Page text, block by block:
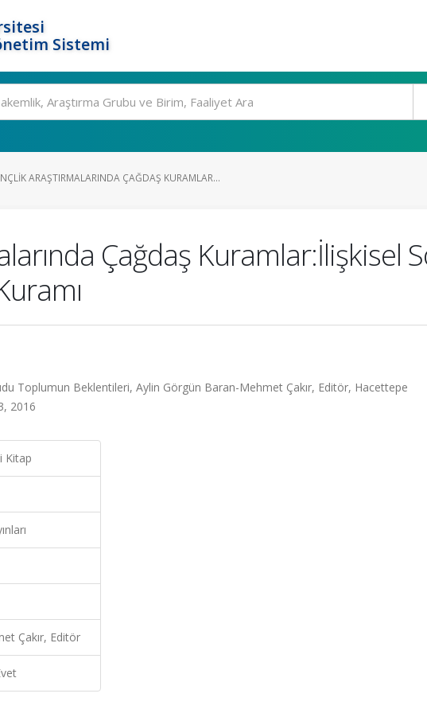
Sistemi
ARAŞTIRMALARINDA ÇAĞDAŞ KURAMLAR...
Çağdaş Kuramlar:İlişkisel
Toplumun Beklentileri, Aylin Görgün Baran-Mehmet Çakır, Editör, Hacettepe
2016
Kitap
Çakır, Editör